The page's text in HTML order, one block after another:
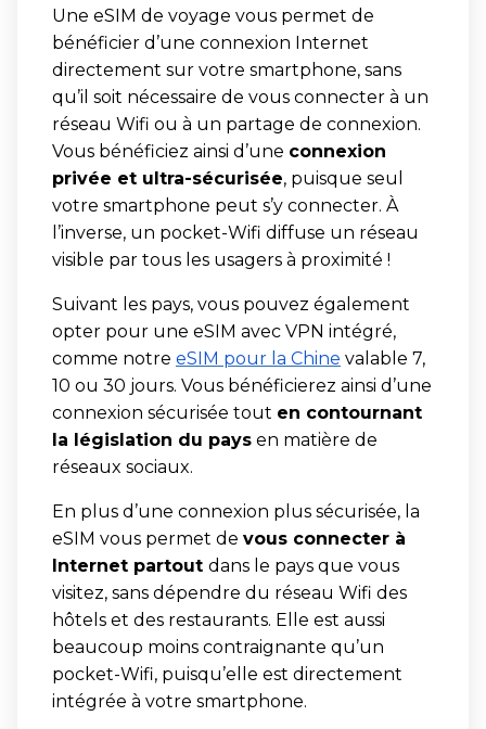
Une eSIM de voyage vous permet de
bénéficier d’une connexion Internet
directement sur votre smartphone, sans
qu’il soit nécessaire de vous connecter à un
réseau Wifi ou à un partage de connexion.
Vous bénéficiez ainsi d’une connexion
privée et ultra-sécurisée, puisque seul
votre smartphone peut s’y connecter. À
l’inverse, un pocket-Wifi diffuse un réseau
visible par tous les usagers à proximité !
Suivant les pays, vous pouvez également
opter pour une eSIM avec VPN intégré,
comme notre eSIM pour la Chine valable 7,
10 ou 30 jours. Vous bénéficierez ainsi d’une
connexion sécurisée tout en contournant
la législation du pays en matière de
réseaux sociaux.
En plus d’une connexion plus sécurisée, la
eSIM vous permet de vous connecter à
Internet partout dans le pays que vous
visitez, sans dépendre du réseau Wifi des
hôtels et des restaurants. Elle est aussi
beaucoup moins contraignante qu’un
pocket-Wifi, puisqu’elle est directement
intégrée à votre smartphone.